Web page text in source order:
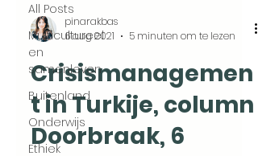
All Posts
Multicultureel
en
samenleven
Buitenland
Onderwijs
Ethiek
pinarakbas
6 aug 2021
5 minuten om te lezen
Crisismanagemen
t in Turkije, column
Doorbraak, 6